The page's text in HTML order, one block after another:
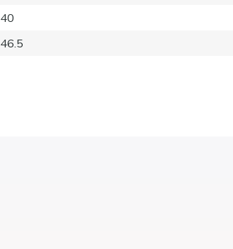
40
46.5